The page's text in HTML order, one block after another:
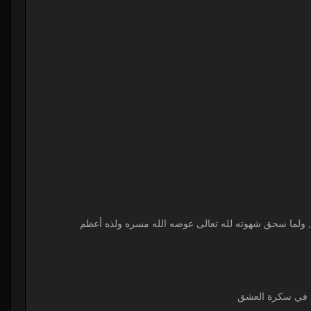
, ولما سحق شهوته لله تعالى عوضه الله مسره ولذه أعظم
في سكرة العشق